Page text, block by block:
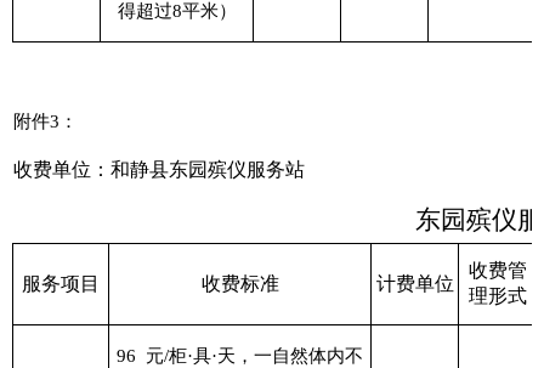
得超过8平米）
附件3 ：
收费单位：和静县东园殡仪服务站
东园殡仪
服务项目 收费标准 计费单位
收费管
理形式
96 元/柜·具·天，一自然体内不